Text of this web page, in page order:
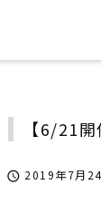
【6/21
 2019年7月